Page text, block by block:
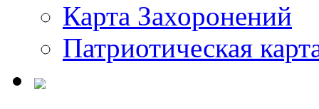
Карта Захоронений
Патриотическая